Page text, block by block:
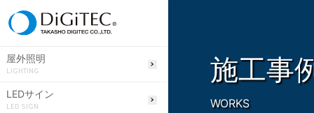
屋外照明
LIGHTING
LEDサイン
LED SIGN
施工事
WORKS